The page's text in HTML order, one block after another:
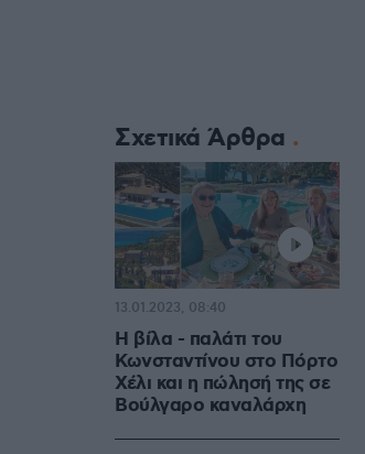
Σχετικά Άρθρα
Η βίλα - παλάτι του
Κωνσταντίνου στο Πόρτο
Χέλι και η πώλησή της σε
Βούλγαρο καναλάρχη
13.01.2023, 08:40